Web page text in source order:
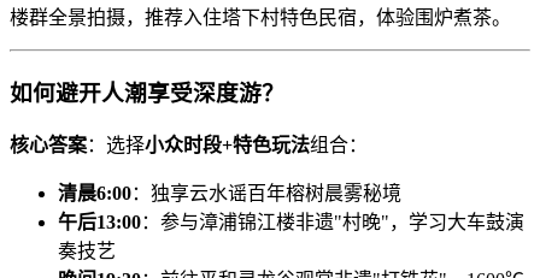
楼群全景拍摄，推荐入住塔下村特色民宿，体验围炉煮茶。
如何避开人潮享受深度游？
​核心答案​​：选择​​小众时段+特色玩法​​组合：
​清晨6:00​​：独享云水谣百年榕树晨雾秘境
​午后13:00​​：参与漳浦锦江楼非遗"村晚"，学习大车鼓演
奏技艺